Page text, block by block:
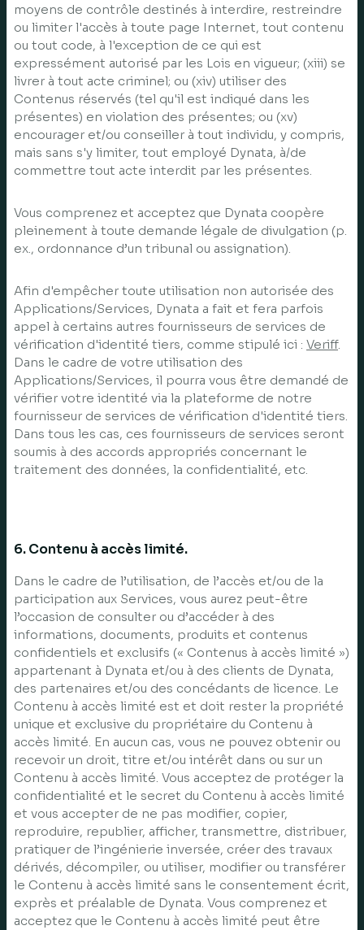
moyens de contrôle destinés à interdire, restreindre
ou limiter l'accès à toute page Internet, tout contenu
ou tout code, à l'exception de ce qui est
expressément autorisé par les Lois en vigueur; (xiii) se
livrer à tout acte criminel; ou (xiv) utiliser des
Contenus réservés (tel qu'il est indiqué dans les
présentes) en violation des présentes; ou (xv)
encourager et/ou conseiller à tout individu, y compris,
mais sans s'y limiter, tout employé Dynata, à/de
commettre tout acte interdit par les présentes.
Vous comprenez et acceptez que Dynata coopère
pleinement à toute demande légale de divulgation (p.
ex., ordonnance d’un tribunal ou assignation).
Afin d'empêcher toute utilisation non autorisée des
Applications/Services, Dynata a fait et fera parfois
appel à certains autres fournisseurs de services de
vérification d'identité tiers, comme stipulé ici : Veriff.
Dans le cadre de votre utilisation des
Applications/Services, il pourra vous être demandé de
vérifier votre identité via la plateforme de notre
fournisseur de services de vérification d'identité tiers.
Dans tous les cas, ces fournisseurs de services seront
soumis à des accords appropriés concernant le
traitement des données, la confidentialité, etc.
6. Contenu à accès limité.
Dans le cadre de l’utilisation, de l’accès et/ou de la
participation aux Services, vous aurez peut-être
l’occasion de consulter ou d’accéder à des
informations, documents, produits et contenus
confidentiels et exclusifs (« Contenus à accès limité »)
appartenant à Dynata et/ou à des clients de Dynata,
des partenaires et/ou des concédants de licence. Le
Contenu à accès limité est et doit rester la propriété
unique et exclusive du propriétaire du Contenu à
accès limité. En aucun cas, vous ne pouvez obtenir ou
recevoir un droit, titre et/ou intérêt dans ou sur un
Contenu à accès limité. Vous acceptez de protéger la
confidentialité et le secret du Contenu à accès limité
et vous accepter de ne pas modifier, copier,
reproduire, republier, afficher, transmettre, distribuer,
pratiquer de l’ingénierie inversée, créer des travaux
dérivés, décompiler, ou utiliser, modifier ou transférer
le Contenu à accès limité sans le consentement écrit,
exprès et préalable de Dynata. Vous comprenez et
acceptez que le Contenu à accès limité peut être